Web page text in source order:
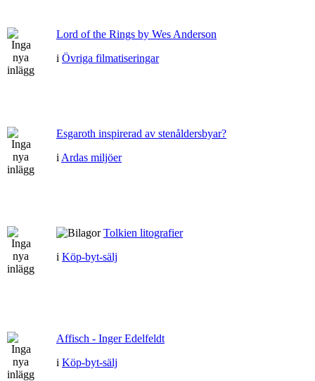
Lord of the Rings by Wes Anderson
i Övriga filmatiseringar
Esgaroth inspirerad av stenåldersbyar?
i Ardas miljöer
Tolkien litografier
i Köp-byt-sälj
Affisch - Inger Edelfeldt
i Köp-byt-sälj